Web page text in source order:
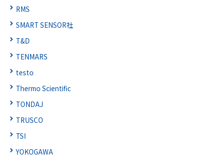
RMS
SMART SENSOR社
T&D
TENMARS
testo
Thermo Scientific
TONDAJ
TRUSCO
TSI
YOKOGAWA